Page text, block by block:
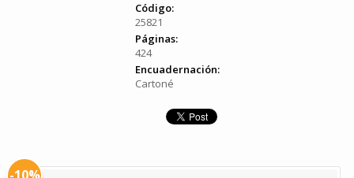
Código:
25821
Páginas:
424
Encuadernación:
Cartoné